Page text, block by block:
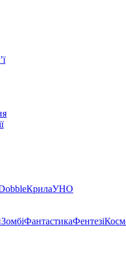
КрилаУНО
ЗомбіФантастикаФентезі